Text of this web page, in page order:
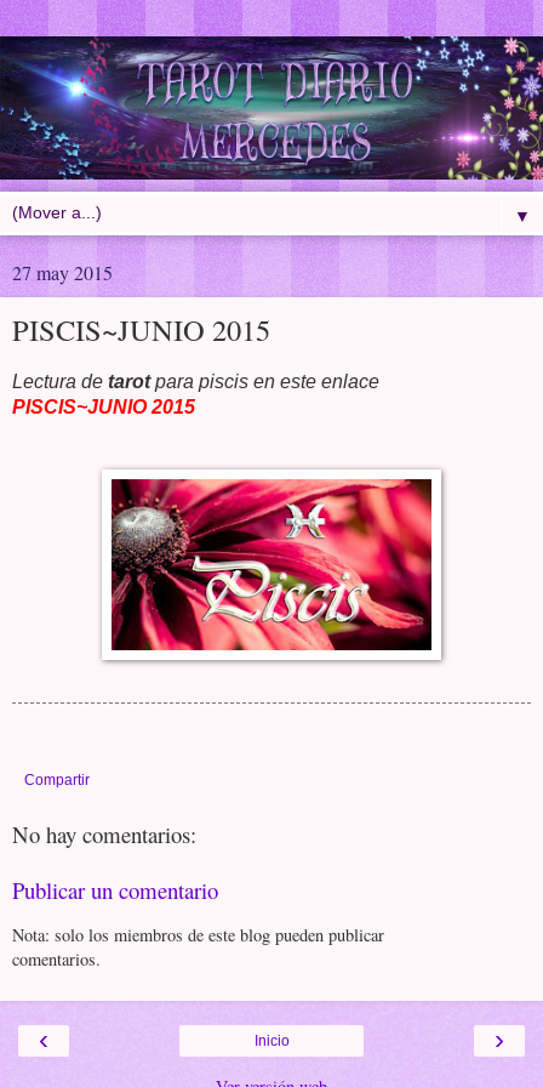
▼
27 may 2015
PISCIS~JUNIO 2015
Lectura de tarotpara piscis en este enlace
PISCIS~JUNIO 2015
Compartir
No hay comentarios:
Publicar un comentario
Nota: solo los miembros de este blog pueden publicar
comentarios.
‹ ›
Inicio